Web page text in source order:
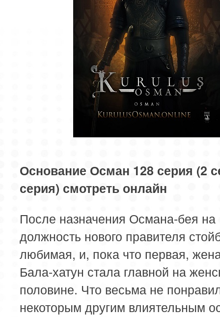
66 серия
67 серия
70 серия
71 серия
74 серия
75 серия
78 серия
79 серия
82 серия
83 серия
86 серия
87 серия
89 серия
90 серия
91 серия
93 серия
94 серия
95 серия
97 серия
98 серия 99 серия
101 серия
102 серия 103 серия
105 серия
106 серия 107 серия
109 серия
110 серия 111 серия
Основание Осман 128 серия (2
серия) смотреть онлайн
После назначения Османа-бея на
должность нового правителя
любимая, и, пока что первая,
Бала-хатун стала главной на
половине. Что весьма не
некоторым другим влиятельным